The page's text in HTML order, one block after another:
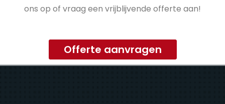
ons op of vraag een vrijblijvende offerte aan!
Offerte aanvragen